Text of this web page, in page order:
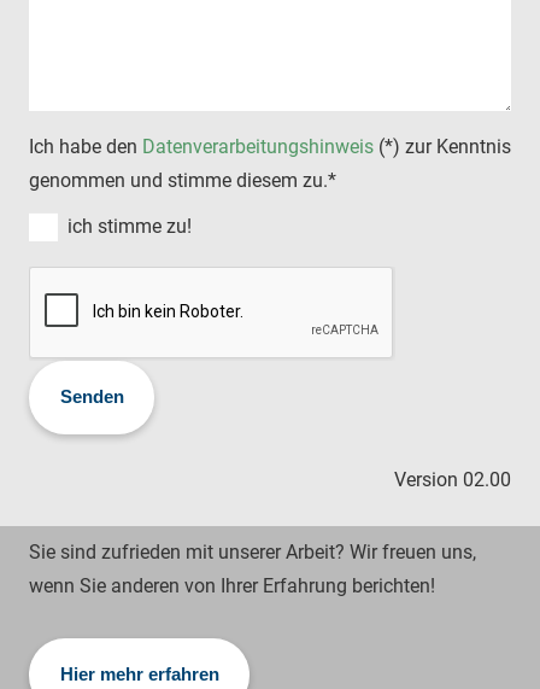
Ich habe den Datenverarbeitungshinweis (*) zur Kenntnis
genommen und stimme diesem zu.*
ich stimme zu!
Version 02.00
Sie sind zufrieden mit unserer Arbeit? Wir freuen uns,
wenn Sie anderen von Ihrer Erfahrung berichten!
Hier mehr erfahren